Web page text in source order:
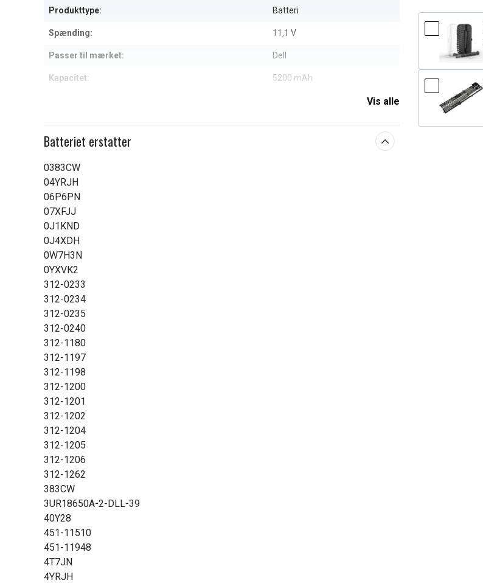
Produkttype: Batteri
Spænding: 11,1 V
Passer til mærket: Dell
Kapacitet: 5200 mAh
Vis alle
Batteriet erstatter
0383CW
04YRJH
06P6PN
07XFJJ
0J1KND
0J4XDH
0W7H3N
0YXVK2
312-0233
312-0234
312-0235
312-0240
312-1180
312-1197
312-1198
312-1200
312-1201
312-1202
312-1204
312-1205
312-1206
312-1262
383CW
3UR18650A-2-DLL-39
40Y28
451-11510
451-11948
4T7JN
4YRJH